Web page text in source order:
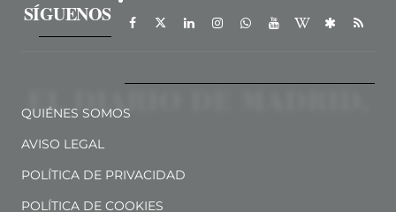
SÍGUENOS
QUIÉNES SOMOS
AVISO LEGAL
POLÍTICA DE PRIVACIDAD
POLÍTICA DE COOKIES